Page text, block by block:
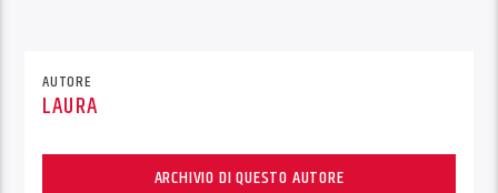
AUTORE
LAURA
ARCHIVIO DI QUESTO AUTORE